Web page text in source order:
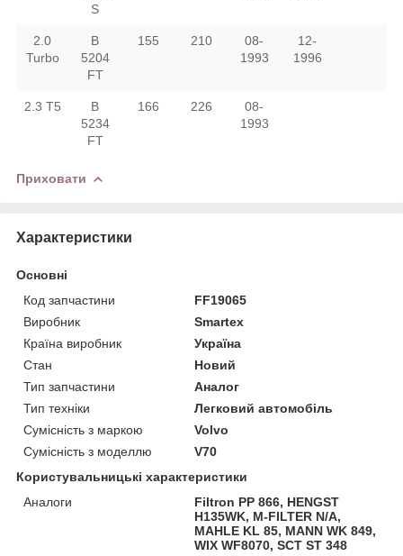
S
2.0
Turbo
B
5204
FT
155 210
08-
1993
12-
1996
2.3 T5
B
5234
FT
166 226
08-
1993
Приховати
Характеристики
Основні
Код запчастини
FF19065
Виробник
Smartex
Країна виробник
Україна
Стан
Новий
Тип запчастини
Аналог
Тип техніки
Легковий автомобіль
Сумісність з маркою
Volvo
Сумісність з моделлю
V70
Користувальницькі характеристики
Аналоги
Filtron PP 866, HENGST
H135WK, M-FILTER N/A,
MAHLE KL 85, MANN WK 849,
WIX WF8070, SCT ST 348